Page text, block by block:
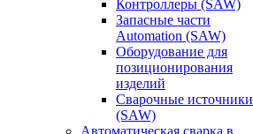
Контроллеры (SAW)
Запасные части
Automation (SAW)
Оборудование для
позиционирования
изделий
Сварочные источники
(SAW)
Автоматическая сварка в